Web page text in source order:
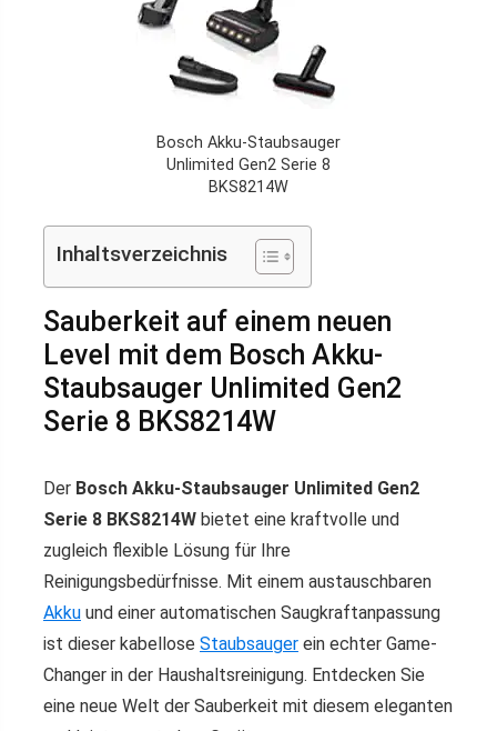
Bosch Akku-Staubsauger
Unlimited Gen2 Serie 8
BKS8214W
Inhaltsverzeichnis
Sauberkeit auf einem neuen
Level mit dem Bosch Akku-
Staubsauger Unlimited Gen2
Serie 8 BKS8214W
Der Bosch Akku-Staubsauger Unlimited Gen2
Serie 8 BKS8214W bietet eine kraftvolle und
zugleich flexible Lösung für Ihre
Reinigungsbedürfnisse. Mit einem austauschbaren
Akku und einer automatischen Saugkraftanpassung
ist dieser kabellose Staubsauger ein echter Game-
Changer in der Haushaltsreinigung. Entdecken Sie
eine neue Welt der Sauberkeit mit diesem eleganten